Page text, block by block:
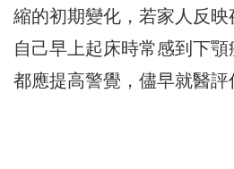
縮的初期變化，若家人反映
自己早上起床時常感到下顎
都應提高警覺， 儘早就醫評